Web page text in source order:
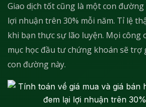
Giao dịch tốt cũng là một con
lợi nhuận trên 30% mỗi năm. Tỉ lệ
khi bạn thực sự lão luyện. Mọi công
mục học đầu tư chứng khoán sẽ trợ
con đường này.